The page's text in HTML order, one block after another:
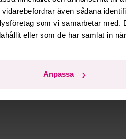
även sådana
som vi samarbetar med.
eller som de har samlat in
Anpassa